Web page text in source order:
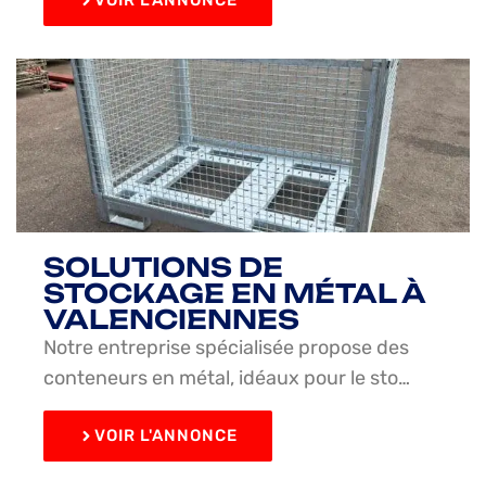
SOLUTIONS DE
STOCKAGE EN MÉTAL À
VALENCIENNES
Notre entreprise spécialisée propose des
conteneurs en métal, idéaux pour le sto…
VOIR L'ANNONCE